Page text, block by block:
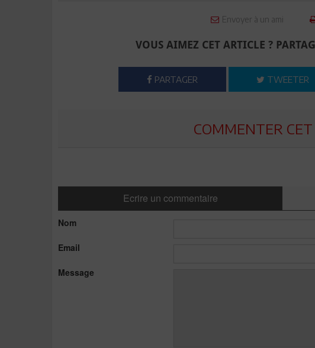
Envoyer à un ami
VOUS AIMEZ CET ARTICLE ?
PARTAGER TWEETER
COMMENTER
Ecrire un commentaire
Nom
Email
Message